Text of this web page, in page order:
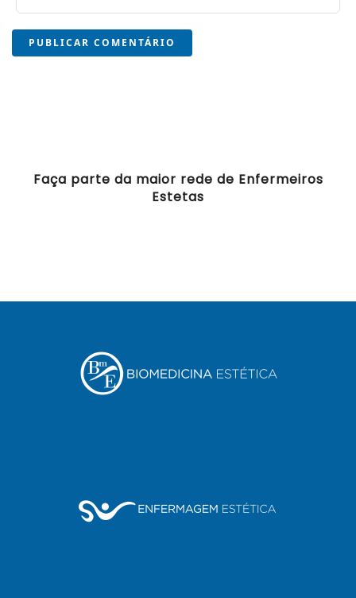
PUBLICAR COMENTÁRIO
Faça parte da maior rede de Enfermeiros
Estetas